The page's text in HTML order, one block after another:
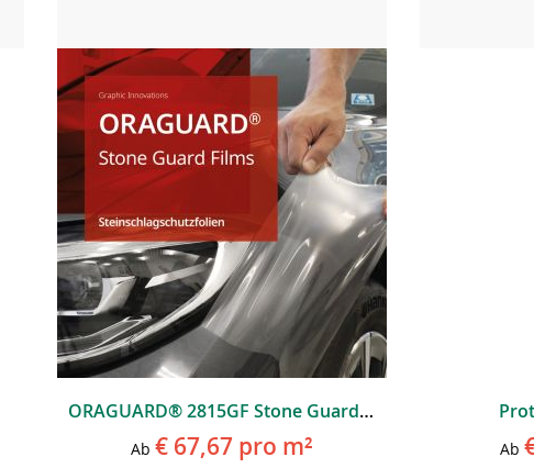
ORAGUARD® 2815GF Stone Guard Film
Ab € 67,67 pro m² Ab